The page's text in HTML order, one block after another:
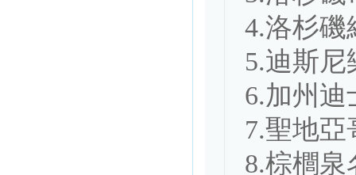
4.洛杉磯
5.迪斯尼
6.加州迪
7.聖地亞
8.棕櫚泉